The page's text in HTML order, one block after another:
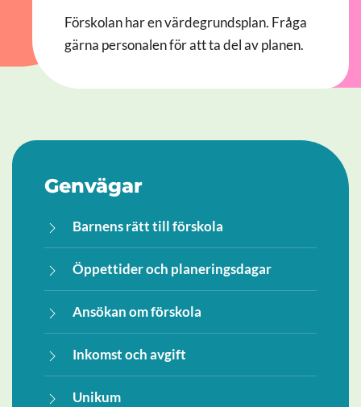
Förskolan har en värdegrundsplan. Fråga
gärna personalen för att ta del av planen.
Genvägar
Barnens rätt till förskola
Öppettider och planeringsdagar
Ansökan om förskola
Inkomst och avgift
Unikum